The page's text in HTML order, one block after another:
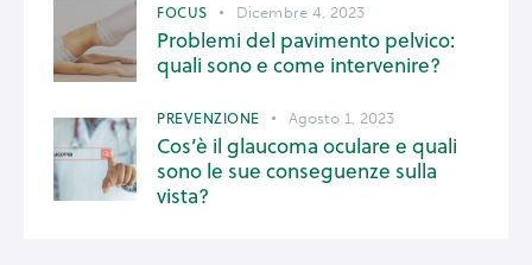
FOCUS Dicembre 4, 2023
Problemi del pavimento pelvico:
quali sono e come intervenire?
PREVENZIONE Agosto 1, 2023
Cos’è il glaucoma oculare e quali
sono le sue conseguenze sulla
vista?